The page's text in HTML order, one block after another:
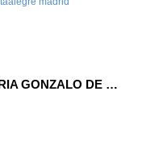
FOTOS 1º PRIMARIA GONZALO DE BERCEO